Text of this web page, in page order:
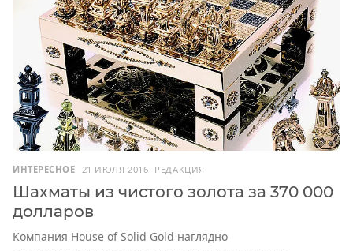
ИНТЕРЕСНОЕ 21 ИЮЛЯ 2016 РЕДАКЦИЯ
Шахматы из чистого золота за 370 000
долларов
Компания House of Solid Gold наглядно